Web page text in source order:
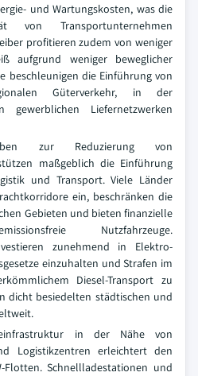
und Wartungskosten, was die
von Transportunternehmen
profitieren zudem von weniger
aufgrund weniger beweglicher
beschleunigen die Einführung von
Güterverkehr, in der
Liefernetzwerken
zur Reduzierung von
maßgeblich die Einführung
und Transport. Viele Länder
ein, beschränken die
Gebieten und bieten finanzielle
Nutzfahrzeuge.
zunehmend in Elektro-
einzuhalten und Strafen im
Diesel-Transport zu
dicht besiedelten städtischen und
in der Nähe von
Logistikzentren erleichtert den
Flotten. Schnellladestationen und